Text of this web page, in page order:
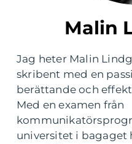
Jag heter Malin
skribent med en
berättande och
Med en examen från
universitet i bagaget